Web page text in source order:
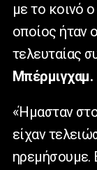
με το κοινό
οποίος ήταν
τελευταίας
Μπέρμιγχαμ.
«Ήμασταν
είχαν
ηρεμήσουμε.